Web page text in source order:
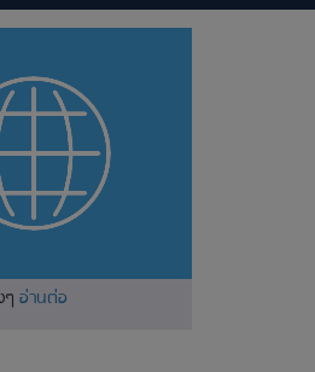
อ่านต่อ